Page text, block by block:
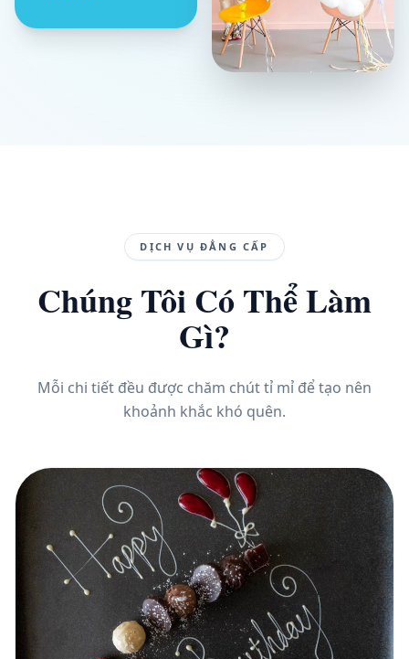
DỊCH VỤ ĐẲNG CẤP
Chúng Tôi Có Thể Làm
Gì?
Mỗi chi tiết đều được chăm chút tỉ mỉ để tạo nên
khoảnh khắc khó quên.